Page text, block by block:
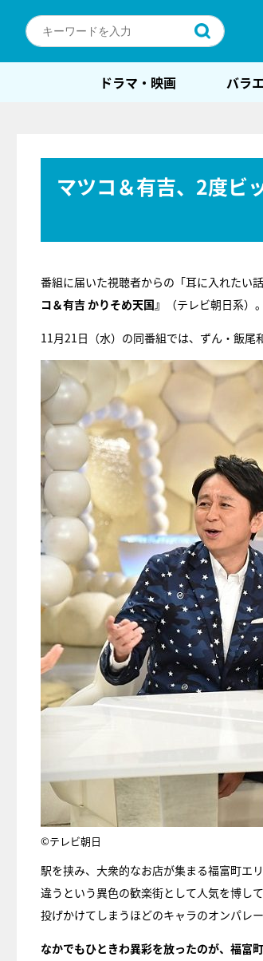
ドラマ・映画 バラ
マツコ＆有吉、2度ビ
番組に届いた視聴者からの「耳に入れたい
コ＆有吉 かりそめ天国』
（テレビ朝日系）。
11月21日（水）の同番組では、ずん・飯尾
©テレビ朝日
駅を挟み、大衆的なお店が集まる福富町エ
違うという異色の歓楽街として人気を博し
投げかけてしまうほどのキャラのオンパレー
なかでもひときわ異彩を放ったのが、福富